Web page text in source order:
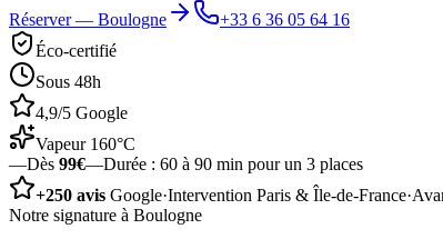
Réserver — Boulogne
+33 6 36 05 64 16
Éco-certifié
Sous 48h
4,9/5 Google
Vapeur 160°C
—Dès 99€—Durée : 60 à 90 min pour un 3 places
+250 avis Google·Intervention Paris & Île-de-France·
Notre signature à Boulogne